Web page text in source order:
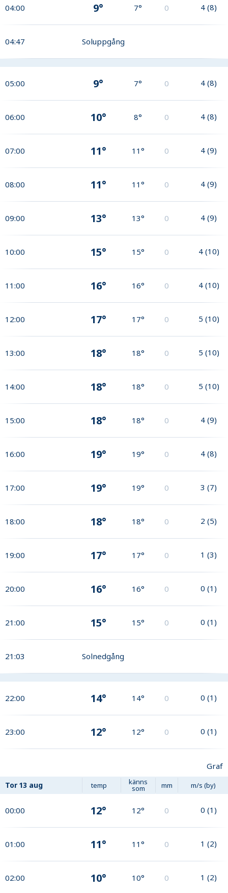
04:00 9° 7° 0 4 (8)
04:47 Soluppgång
05:00 9° 7° 0 4 (8)
06:00 10° 8° 0 4 (8)
07:00 11° 11° 0 4 (9)
08:00 11° 11° 0 4 (9)
09:00 13° 13° 0 4 (9)
10:00 15° 15° 0 4 (10)
11:00 16° 16° 0 4 (10)
12:00 17° 17° 0 5 (10)
13:00 18° 18° 0 5 (10)
14:00 18° 18° 0 5 (10)
15:00 18° 18° 0 4 (9)
16:00 19° 19° 0 4 (8)
17:00 19° 19° 0 3 (7)
18:00 18° 18° 0 2 (5)
19:00 17° 17° 0 1 (3)
20:00 16° 16° 0 0 (1)
21:00 15° 15° 0 0 (1)
21:03 Solnedgång
22:00 14° 14° 0 0 (1)
23:00 12° 12° 0 0 (1)
Graf
Tor 13 aug temp känns
som mm m/s (by)
00:00 12° 12° 0 0 (1)
01:00 11° 11° 0 1 (2)
02:00 10° 10° 0 1 (2)